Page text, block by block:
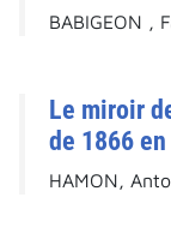
BABIGEON ,
Le miroir
de 1866
HAMON,